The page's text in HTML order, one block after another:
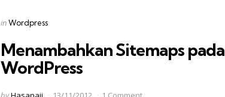
Categories
Posted
in Wordpress
Menambahkan Sitemaps pada
WordPress
Posted